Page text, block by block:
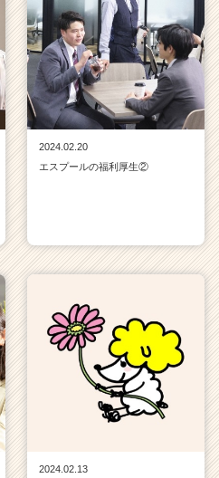
2024.02.20
エスプールの福利厚生②
2024.02.13